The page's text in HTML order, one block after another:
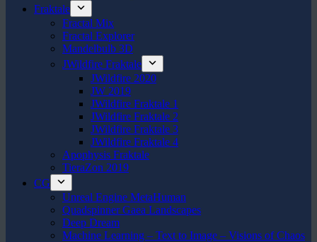
Fraktale
Fractal Mix
Fractal Explorer
Mandelbulb 3D
JWildfire Fraktale
JWildfire 2020
JW 2019
JWildfire Fraktale 1
JWildfire Fraktale 2
JWildfire Fraktale 3
JWildfire Fraktale 4
Apophysis Fraktale
TieraZon 2019
CG
Unreal Engine MetaHuman
Quadspinner Gaea Landscapes
Deep Dream
Machine Learning – Text to Image – Visions of Chaos